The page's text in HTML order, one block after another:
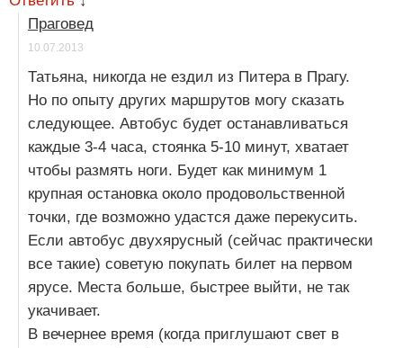
Праговед
10.07.2013
Татьяна, никогда не ездил из Питера в Прагу.
Но по опыту других маршрутов могу сказать
следующее. Автобус будет останавливаться
каждые 3-4 часа, стоянка 5-10 минут, хватает
чтобы размять ноги. Будет как минимум 1
крупная остановка около продовольственной
точки, где возможно удастся даже перекусить.
Если автобус двухярусный (сейчас практически
все такие) советую покупать билет на первом
ярусе. Места больше, быстрее выйти, не так
укачивает.
В вечернее время (когда приглушают свет в